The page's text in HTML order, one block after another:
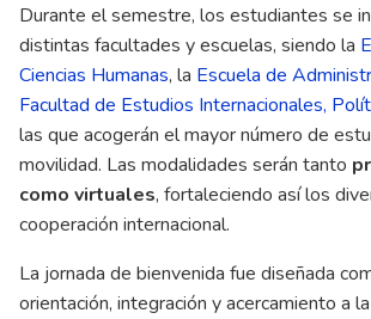
Durante el semestre, los estudiantes se
distintas facultades y escuelas, siendo la
Ciencias Humanas, la Escuela de
Facultad de Estudios Internacionales,
las que acogerán el mayor número de
movilidad. Las modalidades serán tanto
como virtuales, fortaleciendo así los
cooperación internacional.
La jornada de bienvenida fue diseñada
orientación, integración y acercamiento a